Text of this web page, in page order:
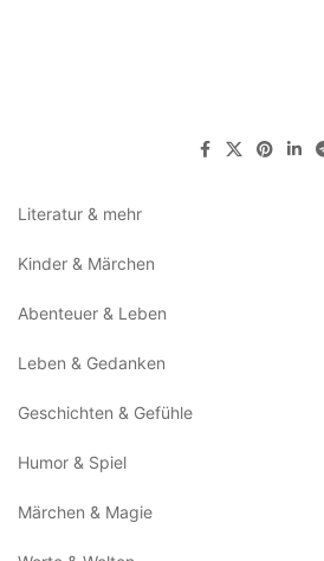
Literatur & mehr
Kinder & Märchen
Abenteuer & Leben
Leben & Gedanken
Geschichten & Gefühle
Humor & Spiel
Märchen & Magie